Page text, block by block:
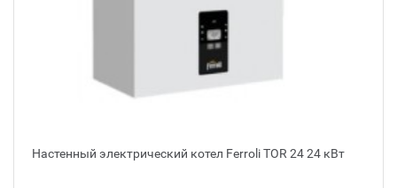
Настенный электрический котел Ferroli TOR 24 24 кВт